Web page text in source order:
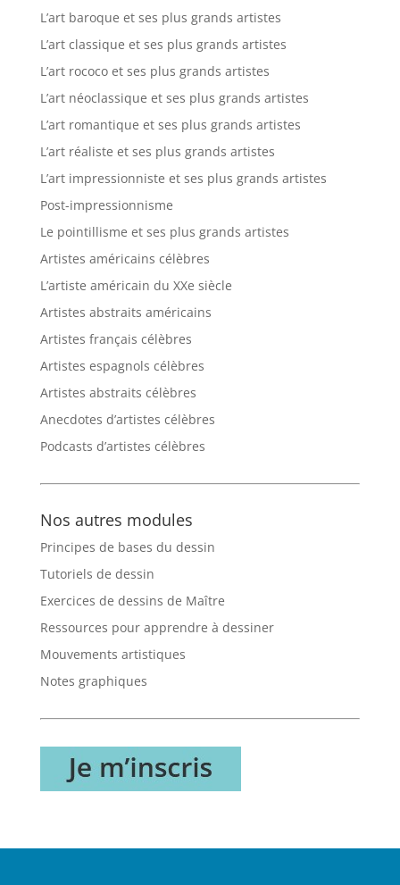
L’art baroque et ses plus grands artistes
L’art classique et ses plus grands artistes
L’art rococo et ses plus grands artistes
L’art néoclassique et ses plus grands artistes
L’art romantique et ses plus grands artistes
L’art réaliste et ses plus grands artistes
L’art impressionniste et ses plus grands artistes
Post-impressionnisme
Le pointillisme et ses plus grands artistes
Artistes américains célèbres
L’artiste américain du XXe siècle
Artistes abstraits américains
Artistes français célèbres
Artistes espagnols célèbres
Artistes abstraits célèbres
Anecdotes d’artistes célèbres
Podcasts d’artistes célèbres
Nos autres modules
Principes de bases du dessin
Tutoriels de dessin
Exercices de dessins de Maître
Ressources pour apprendre à dessiner
Mouvements artistiques
Notes graphiques